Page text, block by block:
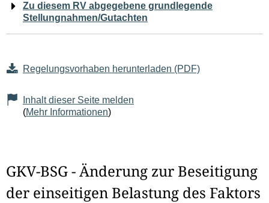
Zu diesem RV abgegebene grundlegende
Stellungnahmen/Gutachten
Regelungsvorhaben herunterladen (PDF)
Inhalt dieser Seite melden
(Mehr Informationen)
GKV-BSG - Änderung zur Beseitigung
der einseitigen Belastung des Faktors